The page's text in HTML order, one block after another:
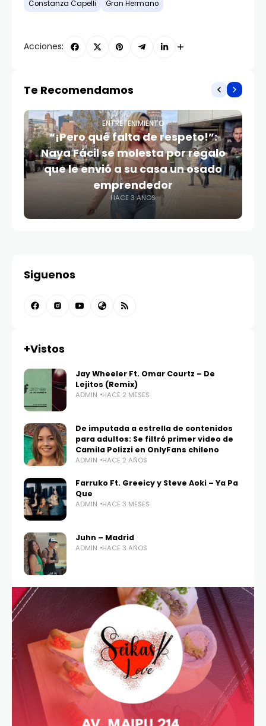
Constanza Capelli Gran Hermano
Acciones:
Te Recomendamos
ENTRETENIMIENTO
“¡Pero qué falta de respeto!”:
Naya Fácil se molesta por regalo
que le envió a su casa un osado
emprendedor
HACE 3 AÑOS
Siguenos
+Vistos
Jay Wheeler Ft. Omar Courtz – De
Lejitos (Remix)
ADMIN HACE 2 MESES
De imputada a estrella de contenidos
para adultos: Se filtró primer video de
Camila Polizzi en OnlyFans chileno
ADMIN HACE 2 AÑOS
Farruko Ft. Greeicy y Steve Aoki – Ya Pa
Que
ADMIN HACE 3 MESES
Juhn – Madrid
ADMIN HACE 3 AÑOS